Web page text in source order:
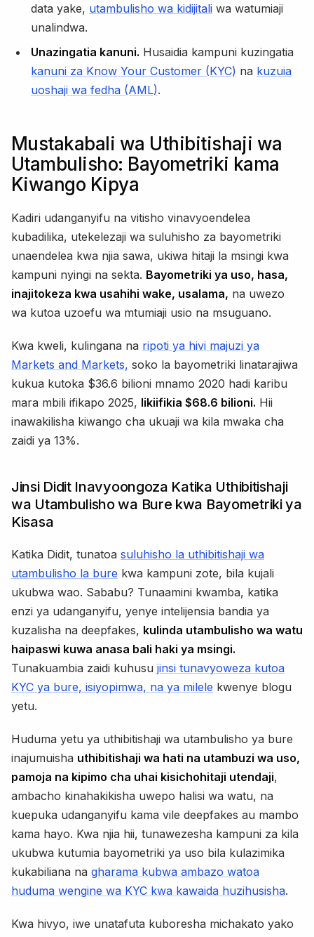
data yake, utambulisho wa kidijitali wa watumiaji
unalindwa.
Unazingatia kanuni. Husaidia kampuni kuzingatia
kanuni za Know Your Customer (KYC) na kuzuia
uoshaji wa fedha (AML).
Mustakabali wa Uthibitishaji wa
Utambulisho: Bayometriki kama
Kiwango Kipya
Kadiri udanganyifu na vitisho vinavyoendelea
kubadilika, utekelezaji wa suluhisho za bayometriki
unaendelea kwa njia sawa, ukiwa hitaji la msingi kwa
kampuni nyingi na sekta. Bayometriki ya uso, hasa,
inajitokeza kwa usahihi wake, usalama, na uwezo
wa kutoa uzoefu wa mtumiaji usio na msuguano.
Kwa kweli, kulingana na ripoti ya hivi majuzi ya
Markets and Markets, soko la bayometriki linatarajiwa
kukua kutoka $36.6 bilioni mnamo 2020 hadi karibu
mara mbili ifikapo 2025, likiifikia $68.6 bilioni. Hii
inawakilisha kiwango cha ukuaji wa kila mwaka cha
zaidi ya 13%.
Jinsi Didit Inavyoongoza Katika Uthibitishaji
wa Utambulisho wa Bure kwa Bayometriki ya
Kisasa
Katika Didit, tunatoa suluhisho la uthibitishaji wa
utambulisho la bure kwa kampuni zote, bila kujali
ukubwa wao. Sababu? Tunaamini kwamba, katika
enzi ya udanganyifu, yenye intelijensia bandia ya
kuzalisha na deepfakes, kulinda utambulisho wa watu
haipaswi kuwa anasa bali haki ya msingi.
Tunakuambia zaidi kuhusu jinsi tunavyoweza kutoa
KYC ya bure, isiyopimwa, na ya milele kwenye blogu
yetu.
Huduma yetu ya uthibitishaji wa utambulisho ya bure
inajumuisha uthibitishaji wa hati na utambuzi wa uso,
pamoja na kipimo cha uhai kisichohitaji utendaji,
ambacho kinahakikisha uwepo halisi wa watu, na
kuepuka udanganyifu kama vile deepfakes au mambo
kama hayo. Kwa njia hii, tunawezesha kampuni za kila
ukubwa kutumia bayometriki ya uso bila kulazimika
kukabiliana na gharama kubwa ambazo watoa
huduma wengine wa KYC kwa kawaida huzihusisha.
Kwa hivyo, iwe unatafuta kuboresha michakato yako